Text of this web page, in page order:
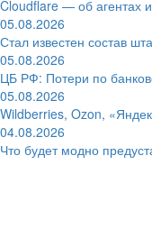
Cloudflare — об агентах
05.08.2026
Стал известен состав
05.08.2026
ЦБ РФ: Потери по
05.08.2026
Wildberries, Ozon,
04.08.2026
Что будет модно